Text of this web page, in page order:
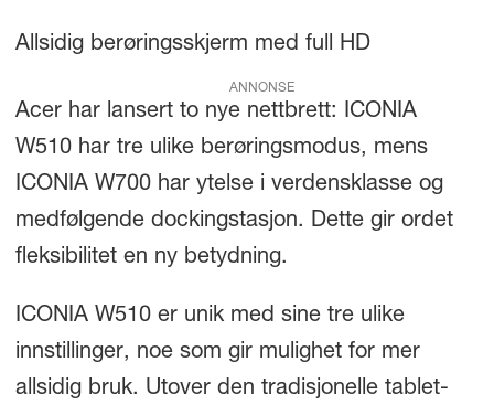
Allsidig berøringsskjerm med full HD
ANNONSE
Acer har lansert to nye nettbrett: ICONIA
W510 har tre ulike berøringsmodus, mens
ICONIA W700 har ytelse i verdensklasse og
medfølgende dockingstasjon. Dette gir ordet
fleksibilitet en ny betydning.
ICONIA W510 er unik med sine tre ulike
innstillinger, noe som gir mulighet for mer
allsidig bruk. Utover den tradisjonelle tablet-